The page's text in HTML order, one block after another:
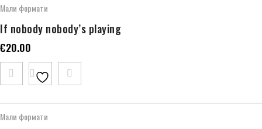
Мали формати
If nobody nobody’s playing
€20.00
Мали формати